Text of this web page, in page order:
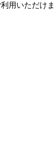
用いただけ